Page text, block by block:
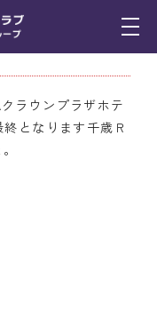
定例会（今年
ラウンプラザホテ
となります千歳Ｒ